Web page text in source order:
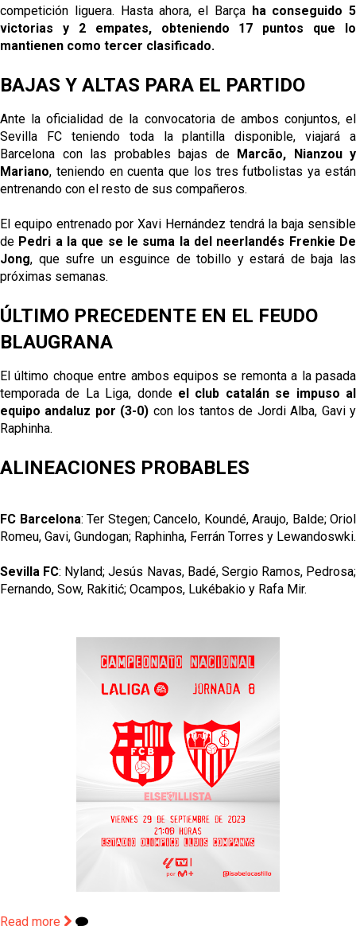
competición liguera. Hasta ahora, el Barça ha conseguido 5
victorias y 2 empates, obteniendo 17 puntos que lo
mantienen como tercer clasificado.
BAJAS Y ALTAS PARA EL PARTIDO
Ante la oficialidad de la convocatoria de ambos conjuntos, el
Sevilla FC teniendo toda la plantilla disponible, viajará a
Barcelona con las probables bajas de
Marcão, Nianzou y
Mariano, teniendo en cuenta que los tres futbolistas ya están
entrenando con el resto de sus compañeros.
El equipo entrenado por Xavi Hernández tendrá la baja sensible
de Pedri a la que se le suma la del neerlandés Frenkie De
Jong, que sufre un esguince de tobillo y estará de baja las
próximas semanas.
ÚLTIMO PRECEDENTE EN EL FEUDO
BLAUGRANA
El último choque entre ambos equipos se remonta a la pasada
temporada de La Liga, donde el club catalán se impuso al
equipo andaluz por (3-0) con los tantos de Jordi Alba, Gavi y
Raphinha.
ALINEACIONES PROBABLES
FC Barcelona: Ter Stegen; Cancelo, Koundé, Araujo, Balde; Oriol
Romeu, Gavi, Gundogan; Raphinha, Ferrán Torres y Lewandoswki.
Sevilla FC: Nyland; Jesús Navas, Badé, Sergio Ramos, Pedrosa;
Fernando, Sow, Rakitić; Ocampos, Lukébakio y Rafa Mir.
Read more